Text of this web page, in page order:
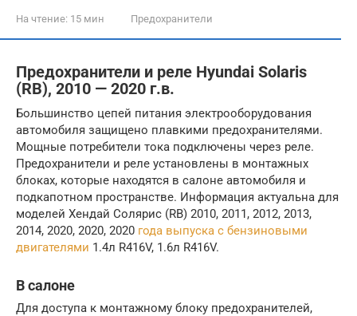
На чтение: 15 мин Предохранители
Предохранители и реле Hyundai Solaris
(RB), 2010 — 2020 г.в.
Большинство цепей питания электрооборудования
автомобиля защищено плавкими предохранителями.
Мощные потребители тока подключены через реле.
Предохранители и реле установлены в монтажных
блоках, которые находятся в салоне автомобиля и
подкапотном пространстве. Информация актуальна для
моделей Хендай Солярис (RB) 2010, 2011, 2012, 2013,
2014, 2020, 2020, 2020 года выпуска с бензиновыми
двигателями 1.4л R416V, 1.6л R416V.
В салоне
Для доступа к монтажному блоку предохранителей,